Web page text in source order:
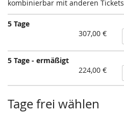
kombinierbar mit anderen Tickets
5 Tage
307,00 €
5 Tage - ermäßigt
224,00 €
Tage frei wählen